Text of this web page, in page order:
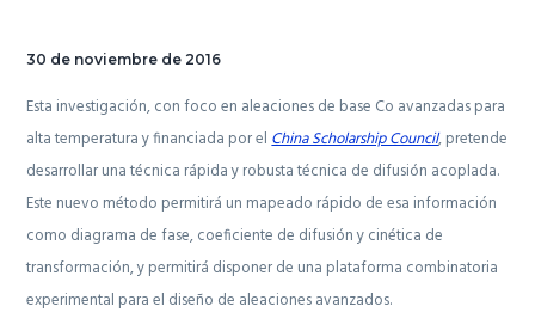
30 de noviembre de 2016
Esta investigación, con foco en aleaciones de base Co avanzadas para
alta temperatura y financiada por elChina Scholarship Council, pretende
desarrollar una técnica rápida y robusta técnica de difusión acoplada.
Este nuevo método permitirá un mapeado rápido de esa información
como diagrama de fase, coeficiente de difusión y cinética de
transformación, y permitirá disponer de una plataforma combinatoria
experimental para el diseño de aleaciones avanzados.